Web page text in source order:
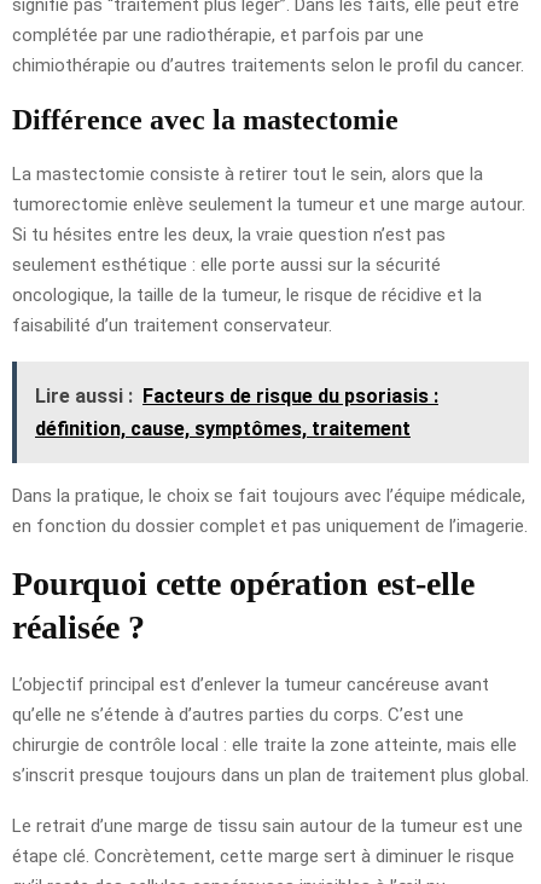
complétée par une radiothérapie, et parfois par une
chimiothérapie ou d’autres traitements selon le profil du cancer.
Différence avec la mastectomie
La mastectomie consiste à retirer tout le sein, alors que la
tumorectomie enlève seulement la tumeur et une marge autour.
Si tu hésites entre les deux, la vraie question n’est pas
seulement esthétique : elle porte aussi sur la sécurité
oncologique, la taille de la tumeur, le risque de récidive et la
faisabilité d’un traitement conservateur.
Lire aussi : Facteurs de risque du psoriasis :
définition, cause, symptômes, traitement
Dans la pratique, le choix se fait toujours avec l’équipe médicale,
en fonction du dossier complet et pas uniquement de l’imagerie.
Pourquoi cette opération est-elle
réalisée ?
L’objectif principal est d’enlever la tumeur cancéreuse avant
qu’elle ne s’étende à d’autres parties du corps. C’est une
chirurgie de contrôle local : elle traite la zone atteinte, mais elle
s’inscrit presque toujours dans un plan de traitement plus global.
Le retrait d’une marge de tissu sain autour de la tumeur est une
étape clé. Concrètement, cette marge sert à diminuer le risque